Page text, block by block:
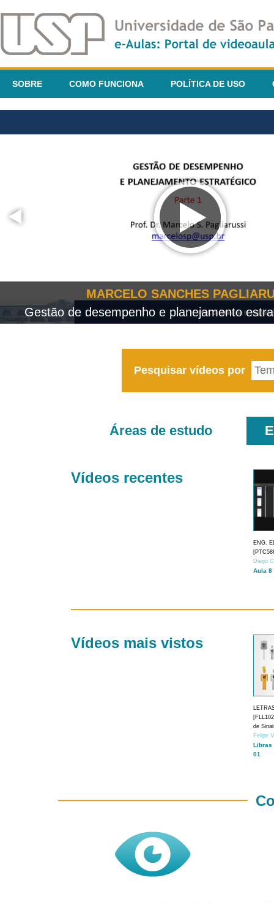
SOBRE COMO FUNCIONA POLÍTICA DE USO
MARCELO SANCHES
Gestão de desempenho e planejamento
Pesquisar vídeos por
Áreas de estudo
Vídeos recentes
ENG.
Diego
Aula 8
Vídeos mais vistos
de
Felipe
Libras
01